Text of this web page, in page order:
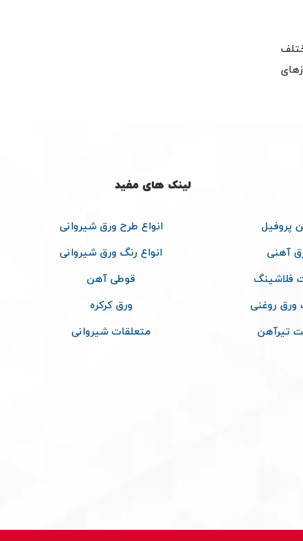
پروفیل
آهنی
فلاشینگ
روغنی
تیرآهن
لینک های مفید
انواع طرح ورق شیروانی
انواع رنگ ورق شیروانی
قوطی آهن
ورق کرکره
متعلقات شیروانی